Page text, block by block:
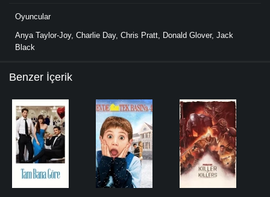
Oyuncular
Anya Taylor-Joy, Charlie Day, Chris Pratt, Donald Glover, Jack
Black
Benzer İçerik